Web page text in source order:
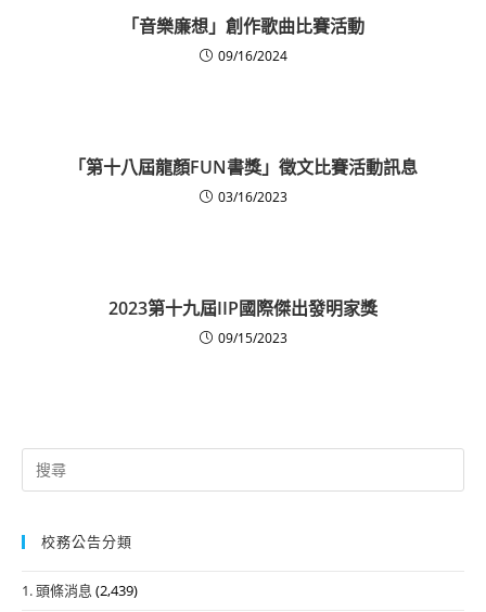
「音樂廉想」創作歌曲比賽活動
09/16/2024
「第十八屆龍顏FUN書獎」徵文比賽活動訊息
03/16/2023
2023第十九屆IIP國際傑出發明家獎
09/15/2023
Search
for:
校務公告分類
1. 頭條消息 (2,439)